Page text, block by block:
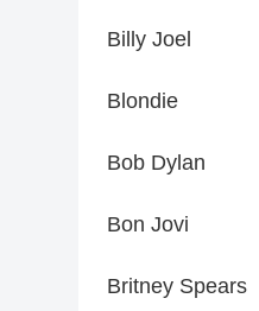
Billy Joel
Blondie
Bob Dylan
Bon Jovi
Britney Spears